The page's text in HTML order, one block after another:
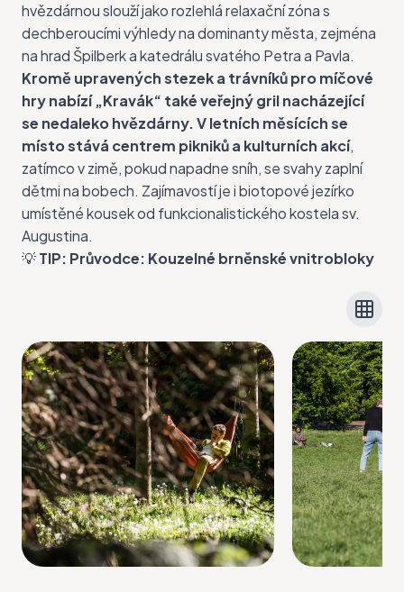
hvězdárnou slouží jako rozlehlá relaxační zóna s
dechberoucími výhledy na dominanty města, zejména
na hrad Špilberk a katedrálu svatého Petra a Pavla.
Kromě upravených stezek a trávníků pro míčové
hry nabízí „Kravák“ také veřejný gril nacházející
se nedaleko hvězdárny.V letních měsících se
místo stává centrem pikniků a kulturních akcí,
zatímco v zimě, pokud napadne sníh, se svahy zaplní
dětmi na bobech. Zajímavostí je i biotopové jezírko
umístěné kousek od funkcionalistického kostela sv.
Augustina.
💡TIP: Průvodce: Kouzelné brněnské vnitrobloky